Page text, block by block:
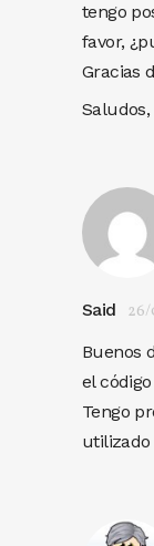
tengo
favor,
Gracias
Saludos,
Said
26/
Buenos
el
Tengo